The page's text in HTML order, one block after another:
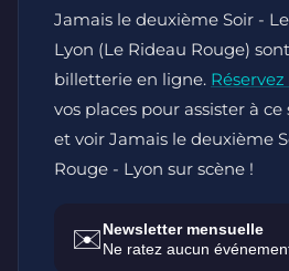
Jamais le deuxième Soir -
Lyon (Le Rideau Rouge)
billetterie en ligne.
vos places pour assister à
et voir Jamais le deuxième
Rouge - Lyon sur scène !
✉️Newsletter mensuelle
Ne ratez aucun